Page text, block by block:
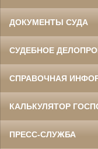
ДОКУМЕНТЫ СУДА
СУДЕБНОЕ
СПРАВОЧНАЯ
КАЛЬКУЛЯТОР
ПРЕСС-СЛУЖБА